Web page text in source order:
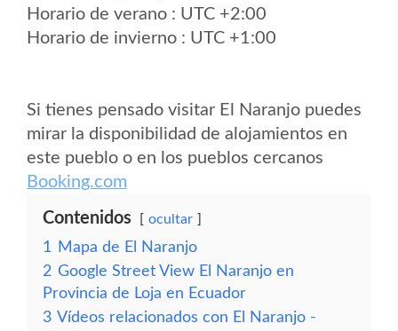
Horario de verano : UTC +2:00
Horario de invierno : UTC +1:00
Si tienes pensado visitar El Naranjo puedes
mirar la disponibilidad de alojamientos en
este pueblo o en los pueblos cercanos
Booking.com
Contenidos ocultar
1
Mapa de El Naranjo
2 Google Street View El Naranjo en
Provincia de Loja en Ecuador
3 Vídeos relacionados con El Naranjo -